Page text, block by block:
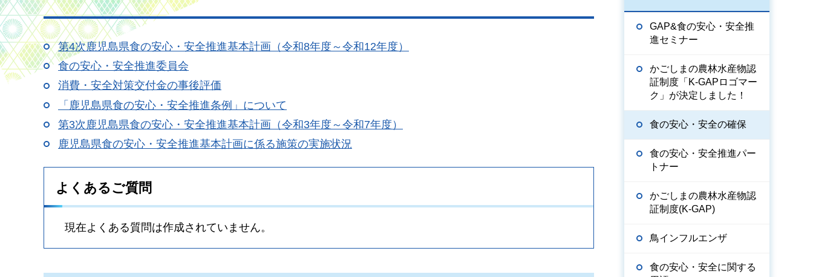
第4次鹿児島県食の安心・安全推進基本計画（令和8年度～令和12年度）
食の安心・安全推進委員会
消費・安全対策交付金の事後評価
「鹿児島県食の安心・安全推進条例」について
第3次鹿児島県食の安心・安全推進基本計画（令和3年度～令和7年度）
鹿児島県食の安心・安全推進基本計画に係る施策の実施状況
よくあるご質問
現在よくある質問は作成されていません。
GAP&食の安心・安全推
進セミナー
かごしまの農林水産物認
証制度「K-GAPロゴマー
ク」が決定しました！
食の安心・安全の確保
食の安心・安全推進パー
トナー
かごしまの農林水産物認
証制度(K-GAP)
鳥インフルエンザ
食の安心・安全に関する